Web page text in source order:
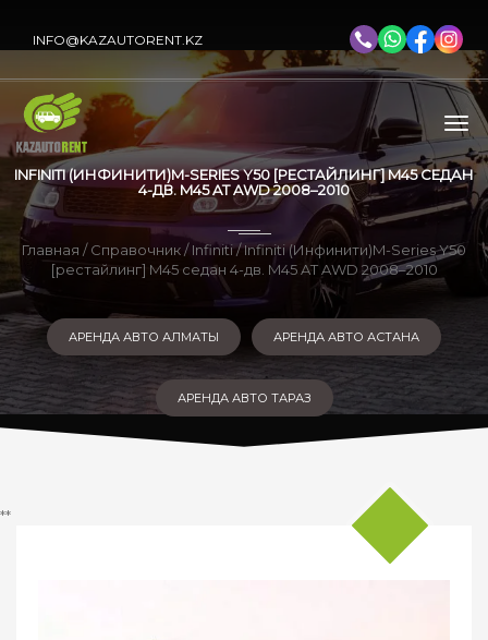
INFO@KAZAUTORENT.KZ
INFINITI (ИНФИНИТИ)M-SERIES Y50 [РЕСТАЙЛИНГ] M45 СЕДАН
4-ДВ. M45 AT AWD 2008–2010
Главная /Справочник/Infiniti/ Infiniti (Инфинити)M-Series Y50
[рестайлинг] M45 седан 4-дв. M45 AT AWD 2008–2010
АРЕНДА АВТО АЛМАТЫ АРЕНДА АВТО АСТАНА
АРЕНДА АВТО ТАРАЗ
**